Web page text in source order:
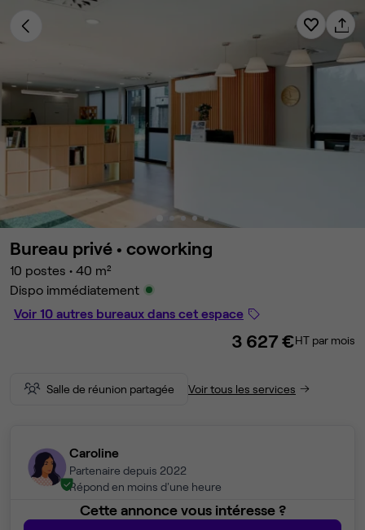
Bureau privé • coworking
10 postes • 40 m²
Dispo immédiatement
Voir 10 autres bureaux dans cet espace
3 627 €HT par mois
Salle de réunion partagée Voir tous les services
Caroline
Partenaire depuis 2022
Répond en moins d'une heure
Cette annonce vous intéresse ?